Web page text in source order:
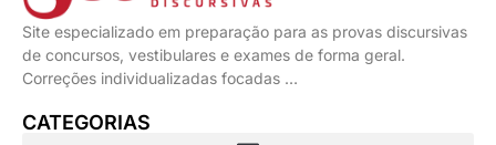
Site especializado em preparação para as provas discursivas
de concursos, vestibulares e exames de forma geral.
Correções individualizadas focadas …
CATEGORIAS